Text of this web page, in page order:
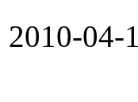
2010-04-